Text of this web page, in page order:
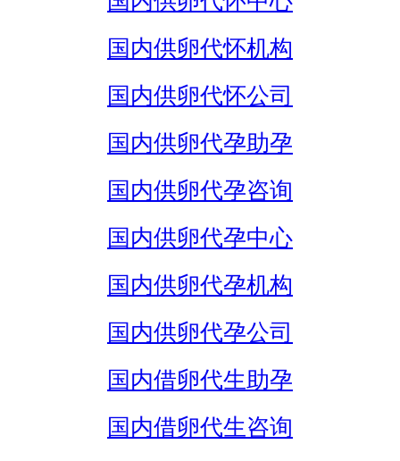
国内供卵代怀机构
国内供卵代怀公司
国内供卵代孕助孕
国内供卵代孕咨询
国内供卵代孕中心
国内供卵代孕机构
国内供卵代孕公司
国内借卵代生助孕
国内借卵代生咨询